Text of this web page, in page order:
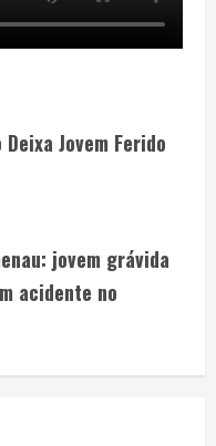
Jovem Ferido
jovem grávida
acidente no